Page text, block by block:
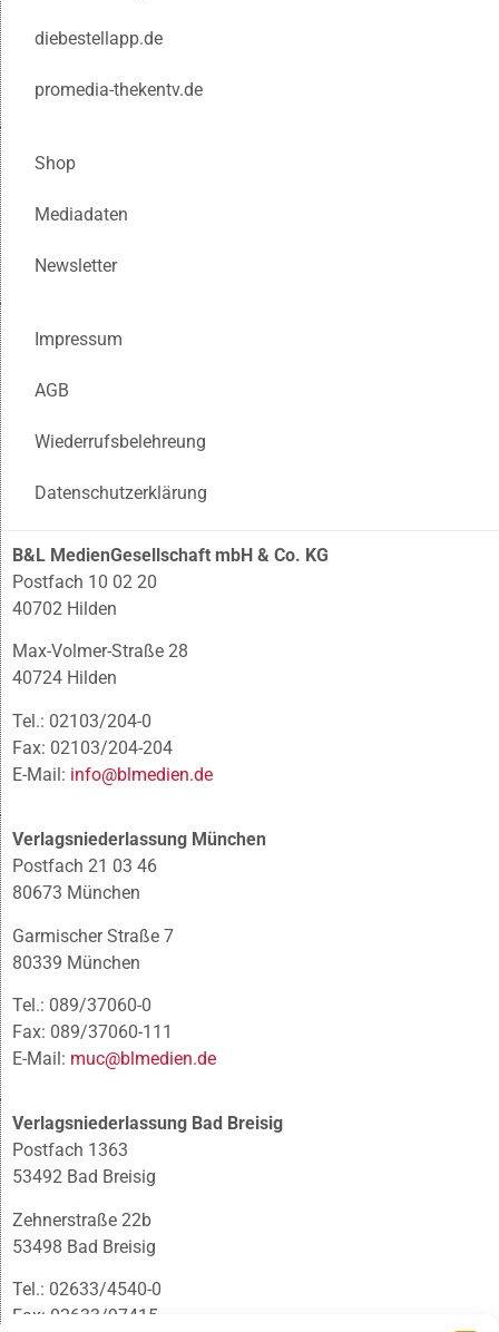
diebestellapp.de
promedia-thekentv.de
Shop
Mediadaten
Newsletter
Impressum
AGB
Wiederrufsbelehreung
Datenschutzerklärung
B&L MedienGesellschaft mbH & Co. KG
Postfach 10 02 20
40702 Hilden
Max-Volmer-Straße 28
40724 Hilden
Tel.: 02103/204-0
Fax: 02103/204-204
E-Mail: info@blmedien.de
Verlagsniederlassung München
Postfach 21 03 46
80673 München
Garmischer Straße 7
80339 München
Tel.: 089/37060-0
Fax: 089/37060-111
E-Mail: muc@blmedien.de
Verlagsniederlassung Bad Breisig
Postfach 1363
53492 Bad Breisig
Zehnerstraße 22b
53498 Bad Breisig
Tel.: 02633/4540-0
Fax: 02633/97415